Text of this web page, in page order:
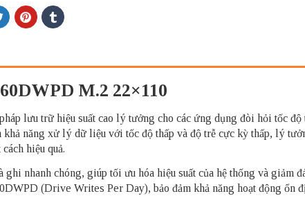
M.2 22×110
lưu trữ hiệu suất cao lý tưởng cho các ứng dụng đòi hỏi tốc độ
năng xử lý dữ liệu với tốc độ thấp và độ trễ cực kỳ thấp, lý
hiệu quả.
nhanh chóng, giúp tối ưu hóa hiệu suất của hệ thống và giảm
(Drive Writes Per Day), bảo đảm khả năng hoạt động ổn